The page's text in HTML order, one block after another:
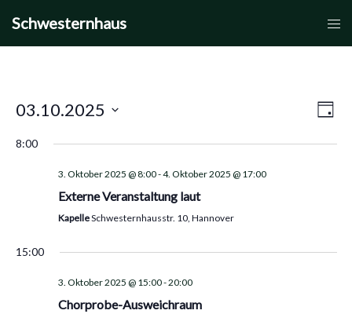
Inhalt
Schwesternhaus
Tag
03.10.2025
8:00
3. Oktober 2025 @ 8:00-4. Oktober 2025 @ 17:00
Externe Veranstaltung laut
KapelleSchwesternhausstr. 10, Hannover
15:00
3. Oktober 2025 @ 15:00-20:00
Chorprobe-Ausweichraum